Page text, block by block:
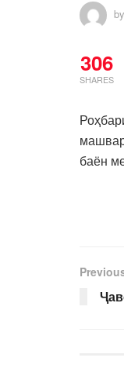
by
306
SHARES
баён